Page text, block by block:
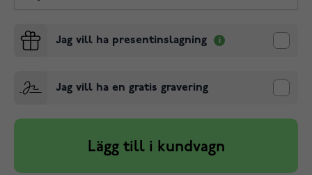
Jag vill ha presentinslagning
Jag vill ha en gratis gravering
Lägg till i kundvagn